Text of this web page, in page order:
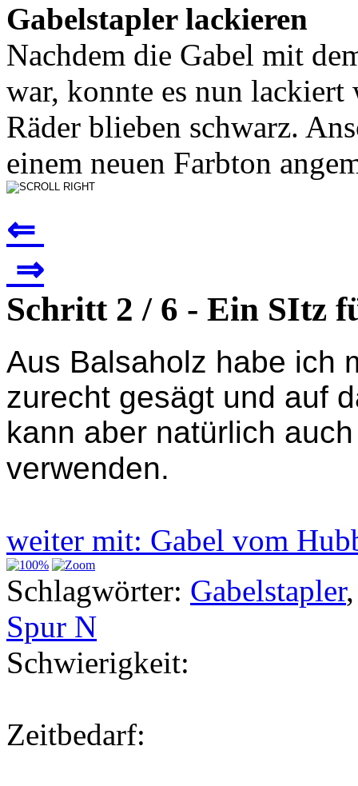
Gabelstapler lackieren
Nachdem die Gabel mit
war, konnte es nun
Räder blieben schwarz.
einem neuen Farbton
⇐
⇒
Schritt 2 / 6 - Ein SItz
Aus Balsaholz habe ich
zurecht gesägt und auf
kann aber natürlich
verwenden.
weiter mit: Gabel vom
Schlagwörter: Gabelstapler
Spur N
Schwierigkeit:
Zeitbedarf: